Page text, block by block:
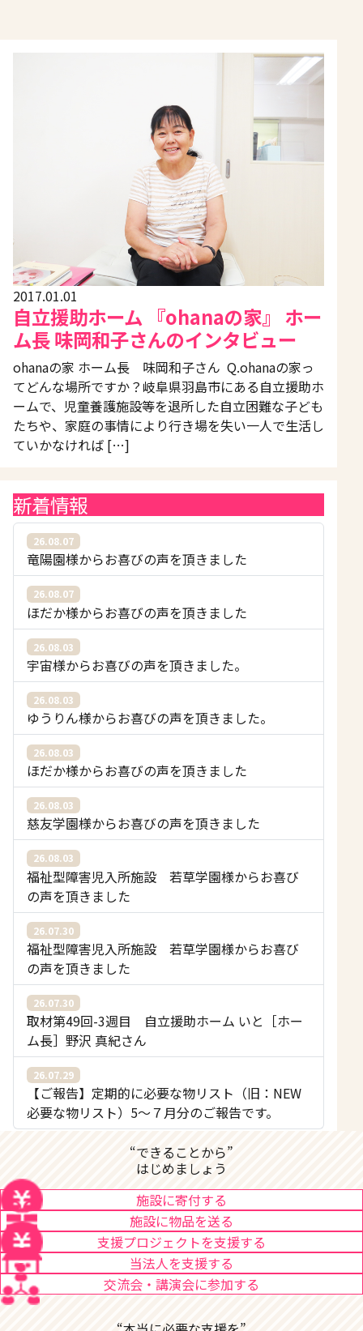
2017.01.01
自立援助ホーム 『ohanaの家』 ホー
ム長 味岡和子さんのインタビュー
ohanaの家 ホーム長 味岡和子さん Q.ohanaの家っ
てどんな場所ですか？岐阜県羽島市にある自立援助ホ
ームで、児童養護施設等を退所した自立困難な子ども
たちや、家庭の事情により行き場を失い一人で生活し
ていかなければ […]
新着情報
26.08.07
竜陽園様からお喜びの声を頂きました
26.08.07
ほだか様からお喜びの声を頂きました
26.08.03
宇宙様からお喜びの声を頂きました。
26.08.03
ゆうりん様からお喜びの声を頂きました。
26.08.03
ほだか様からお喜びの声を頂きました
26.08.03
慈友学園様からお喜びの声を頂きました
26.08.03
福祉型障害児入所施設 若草学園様からお喜び
の声を頂きました
26.07.30
福祉型障害児入所施設 若草学園様からお喜び
の声を頂きました
26.07.30
取材第49回-3週目 自立援助ホーム いと［ホー
ム長］野沢 真紀さん
26.07.29
【ご報告】定期的に必要な物リスト（旧：NEW
必要な物リスト）5〜７月分のご報告です。
“できることから”
はじめましょう
施設に寄付する
施設に物品を送る
支援プロジェクトを支援する
当法人を支援する
交流会・講演会に参加する